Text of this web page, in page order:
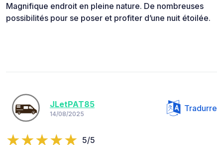
Magnifique endroit en pleine nature. De nombreuses
possibilités pour se poser et profiter d’une nuit étoilée.
JLetPAT85
14/08/2025
Tradurre
5/5